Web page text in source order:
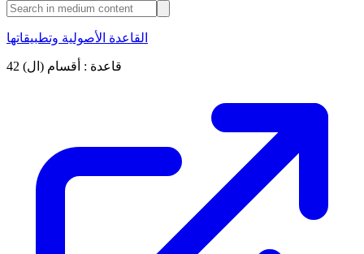
القاعدة الأصولية وتطبيقاتها
42 قاعدة : أقسام (ال)